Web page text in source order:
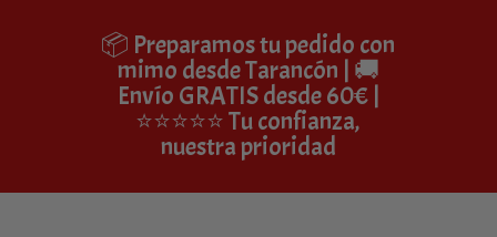
📦 Preparamos tu pedido con
mimo desde Tarancón | 🚚
Envío GRATIS desde 60€ |
⭐⭐⭐⭐⭐ Tu confianza,
nuestra prioridad